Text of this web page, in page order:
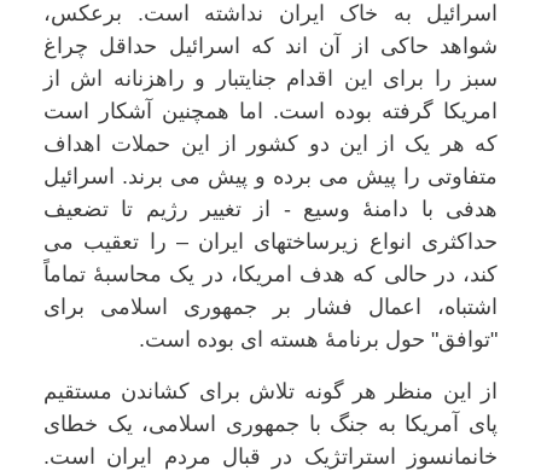
اسرائیل به خاک ایران نداشته است. برعکس،
شواهد حاکی از آن اند که اسرائیل حداقل چراغ
سبز را برای این اقدام جنایتبار و راهزنانه اش از
امریکا گرفته بوده است. اما همچنین آشکار است
که هر یک از این دو کشور از این حملات اهداف
متفاوتی را پیش می برده و پیش می برند. اسرائیل
هدفی با دامنۀ وسیع - از تغییر رژیم تا تضعیف
حداکثری انواع زیرساختهای ایران – را تعقیب می
کند، در حالی که هدف امریکا، در یک محاسبۀ تماماً
اشتباه، اعمال فشار بر جمهوری اسلامی برای
"توافق" حول برنامۀ هسته ای بوده است.
از این منظر هر گونه تلاش برای کشاندن مستقیم
پای آمریکا به جنگ با جمهوری اسلامی، یک خطای
خانمانسوز استراتژیک در قبال مردم ایران است.